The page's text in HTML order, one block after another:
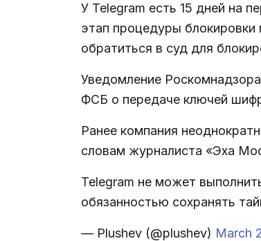
У Telegram есть 15 дней на
этап процедуры
обратиться в суд для
Уведомление
ФСБ о передаче ключей
Ранее компания
словам журналиста «Эха
Telegram не может
обязанностью сохранять
— Plushev (@plushev) March